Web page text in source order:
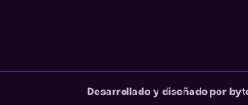
Desarrollado y diseñado por